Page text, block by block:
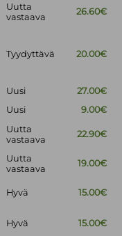
Uutta
vastaava
26.60€
Tyydyttävä 20.00€
Uusi
27.00€
Uusi
9.00€
Uutta
vastaava
22.90€
Uutta
vastaava
19.00€
Hyvä 15.00€
Hyvä 15.00€